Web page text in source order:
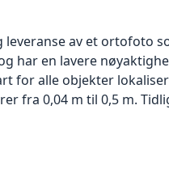
av et ortofoto
har en lavere
for alle objekter
fra 0,04 m til 0,5 m.